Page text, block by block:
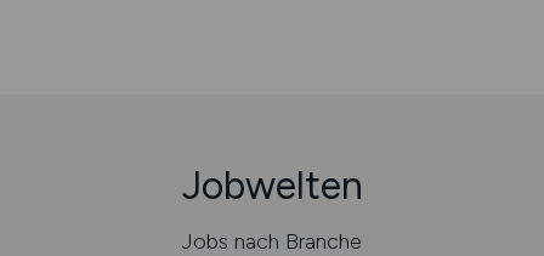
Jobwelten
Jobs nach Branche